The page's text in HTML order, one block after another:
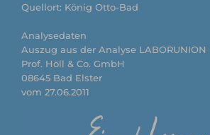
Quellort: König Otto-Bad
Analysedaten
Auszug aus der Analyse LABORUNION
Prof. Höll & Co. GmbH
08645 Bad Elster
vom 27.06.2011